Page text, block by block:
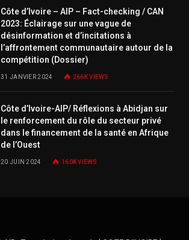
Côte d’Ivoire – AIP – Fact-checking / CAN
2023: Éclairage sur une vague de
désinformation et d’incitations à
l’affrontement communautaire autour de la
compétition (Dossier)
31 JANVIER 2024 266KVIEWS
Côte d’Ivoire-AIP/ Réflexions à Abidjan sur
le renforcement du rôle du secteur privé
dans le financement de la santé en Afrique
de l’Ouest
20 JUIN 2024 160KVIEWS